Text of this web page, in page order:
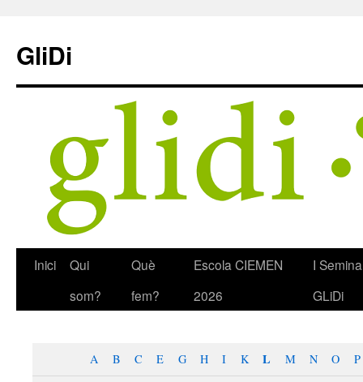
content
GliDi
Inici
Qui
som?
Què
fem?
Escola CIEMEN
2026
I
GLiDi
A B C E G H I K L M N O P